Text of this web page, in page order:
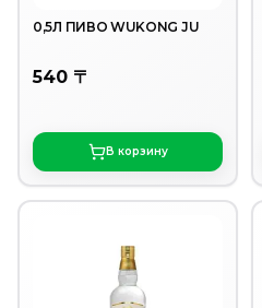
0,5Л ПИВО WUKONG JU
540 〒
В корзину